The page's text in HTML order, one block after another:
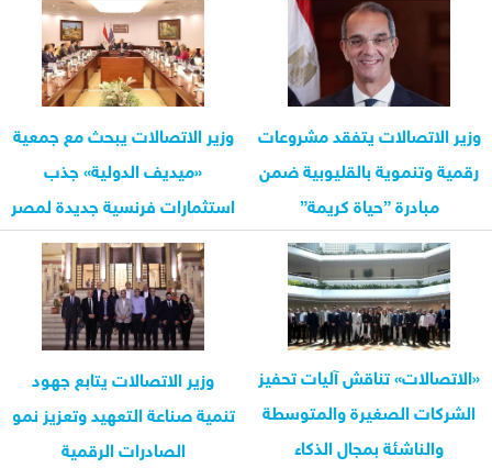
وزير الاتصالات يتفقد مشروعات
رقمية وتنموية بالقليوبية ضمن
مبادرة ”حياة كريمة”
وزير الاتصالات يبحث مع جمعية
«ميديف الدولية» جذب
استثمارات فرنسية جديدة لمصر
«الاتصالات» تناقش آليات تحفيز
الشركات الصغيرة والمتوسطة
والناشئة بمجال الذكاء
وزير الاتصالات يتابع جهود
تنمية صناعة التعهيد وتعزيز نمو
الصادرات الرقمية